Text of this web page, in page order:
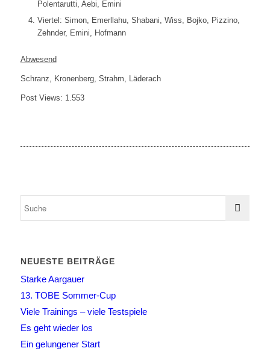
Polentarutti, Aebi, Emini
Viertel: Simon, Emerllahu, Shabani, Wiss, Bojko, Pizzino,
Zehnder, Emini, Hofmann
Abwesend
Schranz, Kronenberg, Strahm, Läderach
Post Views: 1.553
NEUESTE BEITRÄGE
Starke Aargauer
13. TOBE Sommer-Cup
Viele Trainings – viele Testspiele
Es geht wieder los
Ein gelungener Start